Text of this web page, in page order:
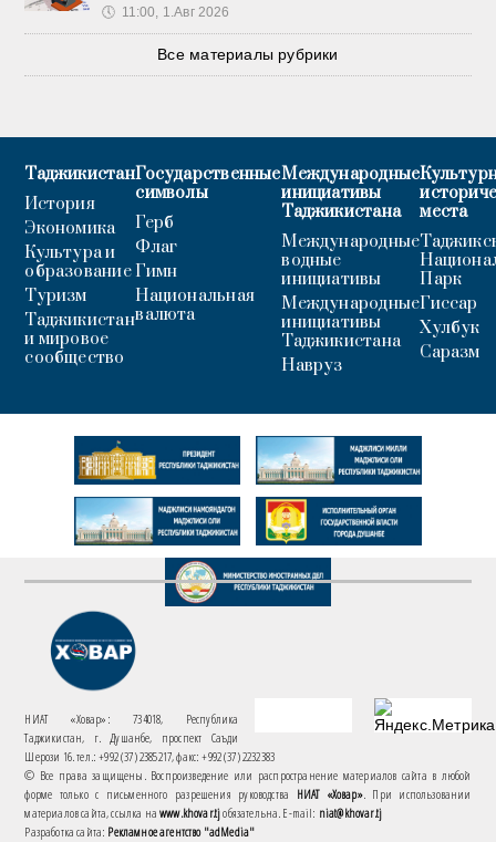
🕔 11:00, 1.Авг 2026
Все материалы рубрики
Таджикистан
История
Экономика
Культура и
образование
Туризм
Таджикистан
и мировое
сообщество
Государственные
символы
Герб
Флаг
Гимн
Национальная
валюта
Международные
инициативы
Таджикистана
Международные
водные
инициативы
Международные
инициативы
Таджикистана
Навруз
места
Парк
Гиссар
Хулбук
Саразм
НИАТ «Ховар»: 734018, Республика
Таджикистан, г. Душанбе, проспект Саъди
Шерози 16. тел.: +992 (37) 2385217, факс: +992 (37) 2232383
© Все права защищены. Воспроизведение или распространение материалов сайта в любой
форме только с письменного разрешения руководства НИАТ «Ховар». При использовании
материалов сайта, ссылка наwww.khovar.tjобязательна. E-mail: niat@khovar.tj
Разработка сайта: Рекламное агентство "adMedia"